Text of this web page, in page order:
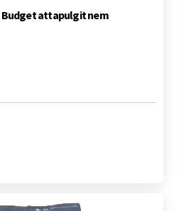
attapulgit nem